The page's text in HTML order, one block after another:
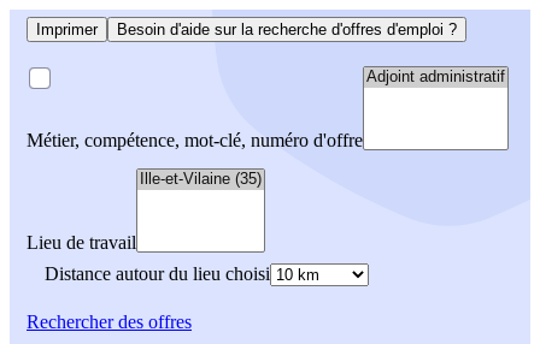
Imprimer Besoin d'aide sur la recherche d'offres d'emploi ?
Métier, compétence, mot-clé, numéro d'offre
Lieu de travail
Distance autour du lieu choisi
Rechercherdes offres